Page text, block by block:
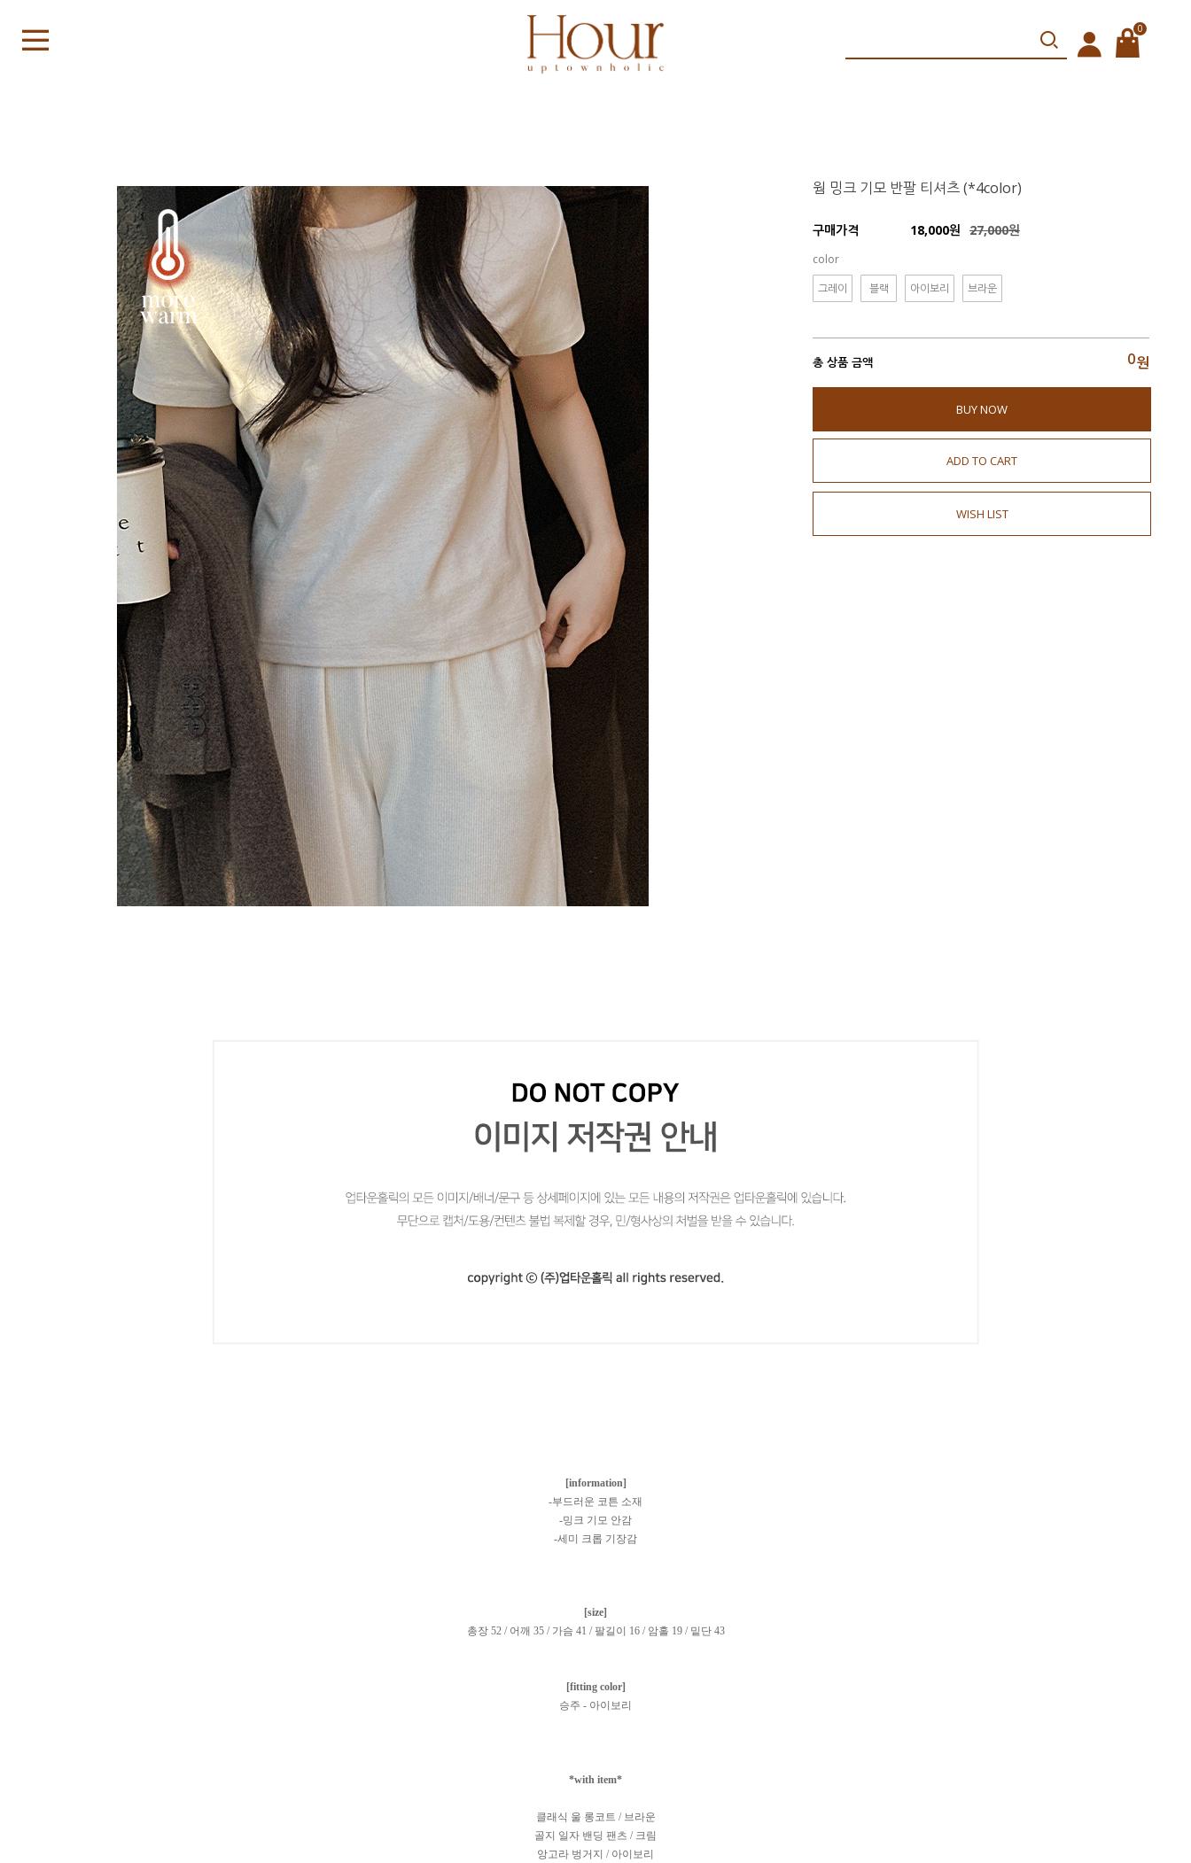
0
웜 밍크 기모 반팔 티셔츠 (*4color)
구매가격 18,000원 27,000원
color
그레이
블랙 아이보리 브라운
총 상품 금액 0원
BUY NOW
ADD TO CART
WISH LIST
[information]
-부드러운 코튼 소재
-밍크 기모 안감
-세미 크롭 기장감
[size]
총장 52 / 어깨 35 / 가슴 41 / 팔길이 16 / 암홀 19 / 밑단 43
[fitting color]
승주 - 아이보리
*with item*
클래식 울 롱코트 / 브라운
골지 일자 밴딩 팬츠 / 크림
앙고라 벙거지 / 아이보리